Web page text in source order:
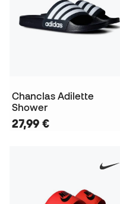
Chanclas Adilette
Shower
27,99 €